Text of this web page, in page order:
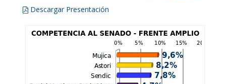
Descargar Presentación